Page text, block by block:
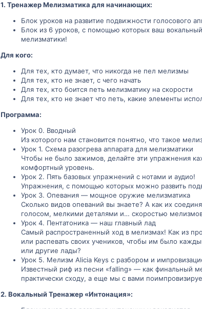
1. Тренажер Мелизматика для начинающих:
Блок уроков на развитие подвижности голосового
Блок из 6 уроков, с помощью которых ваш
мелизматики!
Для кого:
Для тех, кто думает, что никогда не пел мелизмы
Для тех, кто не знает, с чего начать
Для тех, кто боится петь мелизматику на скорости
Для тех, кто не знает что петь, какие элементы
Программа:
Урок 0. Вводный
Из которого нам становится понятно, что такое
Урок 1. Схема разогрева аппарата для мелизматики
Чтобы не было зажимов, делайте эти упражнения
комфортный уровень.
Урок 2. Пять базовых упражнений с нотами и аудио!
Упражнения, с помощью которых можно развить
Урок 3. Опевания — мощное оружие мелизматика
Сколько видов опеваний вы знаете? А как их
голосом, мелкими деталями и… скоростью
Урок 4. Пентатоника — наш главный лад
Самый распространенный ход в мелизмах! Как из
или распевать своих учеников, чтобы им было
или другие лады?
Урок 5. Мелизм Alicia Keys с разбором и
Известный риф из песни «falling» — как финальный
практически сходу, а еще мы с вами
2. Вокальный Тренажер «Интонация»: